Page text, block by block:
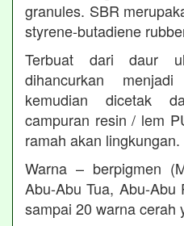
granules. SBR
styrene-butadiene
Terbuat dari daur
dihancurkan
kemudian dicetak
campuran resin / lem
ramah akan lingkungan.
Warna – berpigmen
Abu-Abu Tua, Abu-
sampai 20 warna cerah